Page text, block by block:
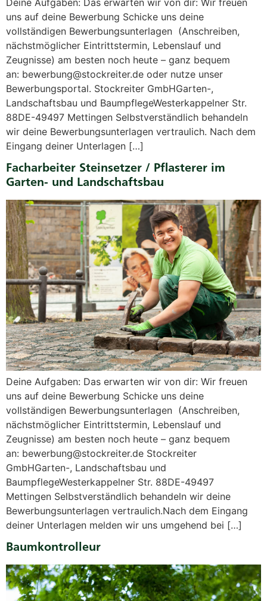
Deine Aufgaben: Das erwarten wir von dir: Wir freuen
uns auf deine Bewerbung Schicke uns deine
vollständigen Bewerbungsunterlagen (Anschreiben,
nächstmöglicher Eintrittstermin, Lebenslauf und
Zeugnisse) am besten noch heute – ganz bequem
an: bewerbung@stockreiter.de oder nutze unser
Bewerbungsportal. Stockreiter GmbHGarten-,
Landschaftsbau und BaumpflegeWesterkappelner Str.
88DE-49497 Mettingen Selbstverständlich behandeln
wir deine Bewerbungsunterlagen vertraulich. Nach dem
Eingang deiner Unterlagen […]
Facharbeiter Steinsetzer / Pflasterer im
Garten- und Landschaftsbau
Deine Aufgaben: Das erwarten wir von dir: Wir freuen
uns auf deine Bewerbung Schicke uns deine
vollständigen Bewerbungsunterlagen (Anschreiben,
nächstmöglicher Eintrittstermin, Lebenslauf und
Zeugnisse) am besten noch heute – ganz bequem
an: bewerbung@stockreiter.de Stockreiter
GmbHGarten-, Landschaftsbau und
BaumpflegeWesterkappelner Str. 88DE-49497
Mettingen Selbstverständlich behandeln wir deine
Bewerbungsunterlagen vertraulich.Nach dem Eingang
deiner Unterlagen melden wir uns umgehend bei […]
Baumkontrolleur